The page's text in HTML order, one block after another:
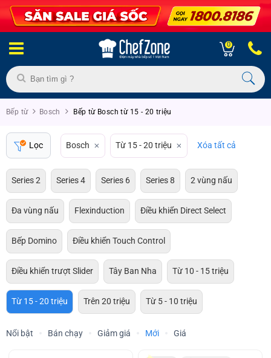
0
Bếp từ Bosch Bếp từ Bosch từ 15 - 20 triệu
Lọc Bosch Từ 15 - 20 triệu Xóa tất cả
Series 2 Series 4 Series 6 Series 8 2 vùng nấu
Đa vùng nấu Flexinduction Điều khiển Direct Select
Bếp Domino Điều khiển Touch Control
Điều khiển trượt Slider Tây Ban Nha Từ 10 - 15 triệu
Từ 15 - 20 triệu Trên 20 triệu Từ 5 - 10 triệu
Nổi bật Bán chạy Giảm giá Mới Giá